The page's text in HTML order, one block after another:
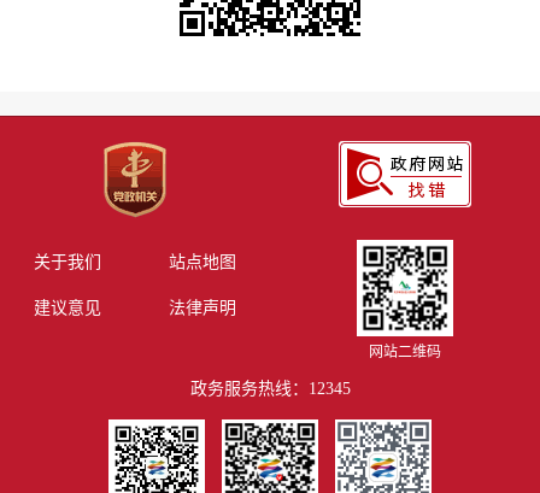
关于我们 站点地图
建议意见 法律声明
网站二维码
政务服务热线：12345